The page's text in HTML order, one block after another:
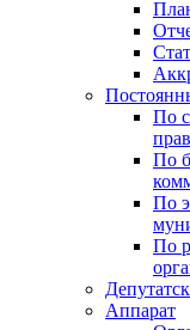
По
По
По
По
Аппарат